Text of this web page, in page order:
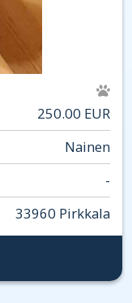
250.00 EUR
Nainen
-
33960 Pirkkala